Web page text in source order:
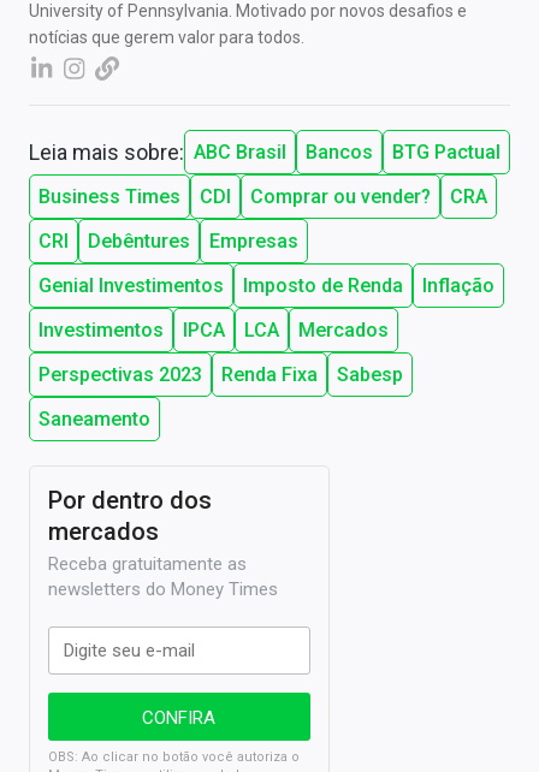
University of Pennsylvania. Motivado por novos desafios e
notícias que gerem valor para todos.
Leia mais sobre: ABC Brasil Bancos
BTG Pactual
Business Times
CDI Comprar ou vender?
CRA
CRI
Debêntures
Empresas
Genial Investimentos
Imposto de Renda
Inflação
Investimentos
IPCA LCA
Mercados
Perspectivas 2023
Renda Fixa
Sabesp
Saneamento
Por dentro dos
mercados
Receba gratuitamente as
newsletters do Money Times
OBS: Ao clicar no botão você autoriza o